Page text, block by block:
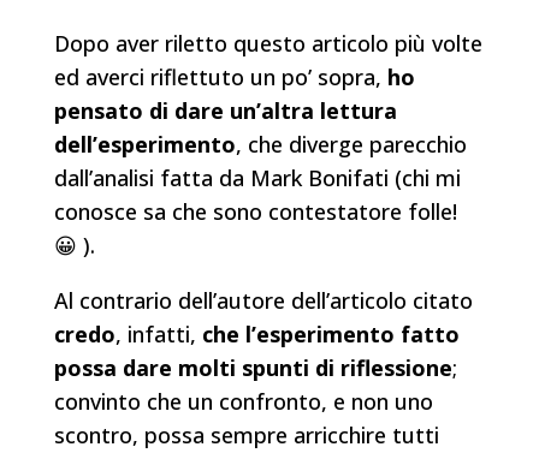
Dopo aver riletto questo articolo più volte
ed averci riflettuto un po’ sopra, ho
pensato di dare un’altra lettura
dell’esperimento, che diverge parecchio
dall’analisi fatta da Mark Bonifati (chi mi
conosce sa che sono contestatore folle!
😀 ).
Al contrario dell’autore dell’articolo citato
credo, infatti, che l’esperimento fatto
possa dare molti spunti di riflessione;
convinto che un confronto, e non uno
scontro, possa sempre arricchire tutti